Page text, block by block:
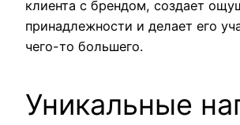
клиента с брендом, создает
принадлежности и делает его
чего-то большего.
Уникальные